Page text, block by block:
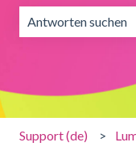
Es gibt keine
Support (de)